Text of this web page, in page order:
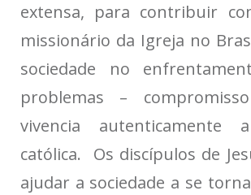
extensa, para contribuir
missionário da Igreja no
sociedade no
problemas –
vivencia
católica. Os discípulos de
ajudar a sociedade a se